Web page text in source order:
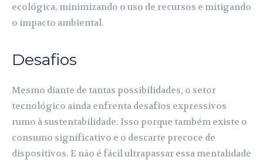
ecológica, minimizando o uso de recursos e mitigando
o impacto ambiental.
Desafios
Mesmo diante de tantas possibilidades, o setor
tecnológico ainda enfrenta desafios expressivos
rumo à sustentabilidade. Isso porque também existe o
consumo significativo e o descarte precoce de
dispositivos. E não é fácil ultrapassar essa mentalidade